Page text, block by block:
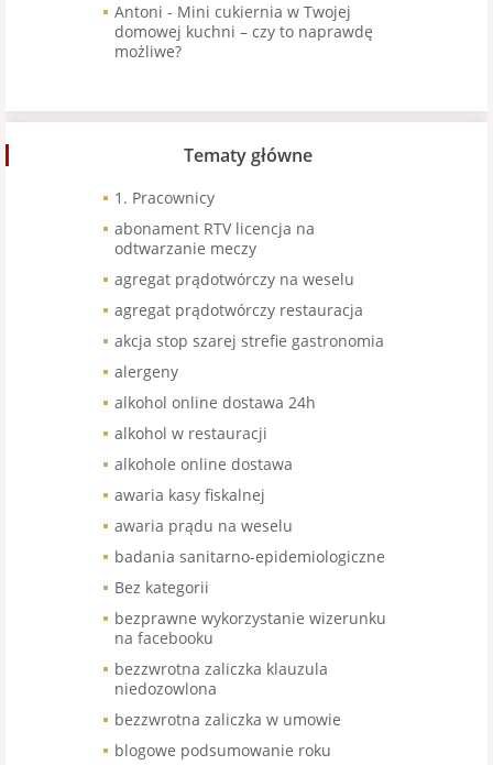
Antoni - Mini cukiernia w Twojej
domowej kuchni – czy to naprawdę
możliwe?
Tematy główne
1. Pracownicy
abonament RTV licencja na
odtwarzanie meczy
agregat prądotwórczy na weselu
agregat prądotwórczy restauracja
akcja stop szarej strefie gastronomia
alergeny
alkohol online dostawa 24h
alkohol w restauracji
alkohole online dostawa
awaria kasy fiskalnej
awaria prądu na weselu
badania sanitarno-epidemiologiczne
Bez kategorii
bezprawne wykorzystanie wizerunku
na facebooku
bezzwrotna zaliczka klauzula
niedozowlona
bezzwrotna zaliczka w umowie
blogowe podsumowanie roku